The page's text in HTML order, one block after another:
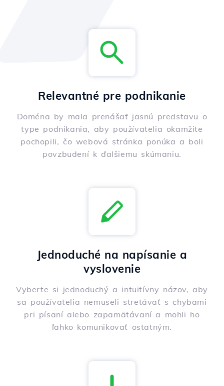
Relevantné pre podnikanie
Doména by mala prenášať jasnú predstavu o
type podnikania, aby používatelia okamžite
pochopili, čo webová stránka ponúka a boli
povzbudení k ďalšiemu skúmaniu.
Jednoduché na napísanie a
vyslovenie
Vyberte si jednoduchý a intuitívny názov, aby
sa používatelia nemuseli stretávať s chybami
pri písaní alebo zapamätávaní a mohli ho
ľahko komunikovať ostatným.